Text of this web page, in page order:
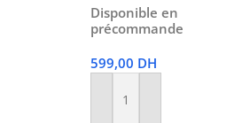
Disponible en
précommande
599,00 DH
Ajouter Au Panier